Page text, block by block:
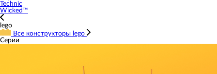
Technic
Wicked™
lego
Все конструкторы lego
Серии